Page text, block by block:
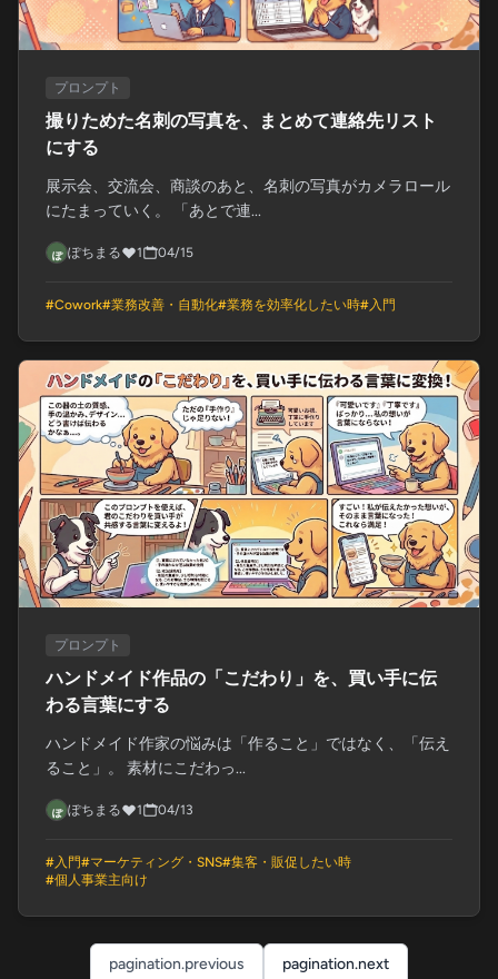
プロンプト
撮りためた名刺の写真を、まとめて連絡先リスト
にする
展示会、交流会、商談のあと、名刺の写真がカメラロール
にたまっていく。 「あとで連...
ぽちまる 1 04/15
#Cowork#業務改善・自動化#業務を効率化したい時#入門
プロンプト
ハンドメイド作品の「こだわり」を、買い手に伝
わる言葉にする
ハンドメイド作家の悩みは「作ること」ではなく、「伝え
ること」。 素材にこだわっ...
ぽちまる 1 04/13
#入門#マーケティング・SNS#集客・販促したい時
#個人事業主向け
pagination.previous pagination.next